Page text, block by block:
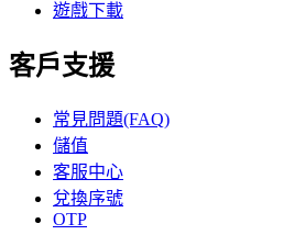
遊戲下載
客戶支援
常見問題(FAQ)
儲值
客服中心
兌換序號
OTP